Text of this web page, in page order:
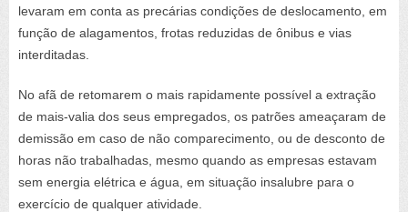
levaram em conta as precárias condições de deslocamento, em
função de alagamentos, frotas reduzidas de ônibus e vias
interditadas.
No afã de retomarem o mais rapidamente possível a extração
de mais-valia dos seus empregados, os patrões ameaçaram de
demissão em caso de não comparecimento, ou de desconto de
horas não trabalhadas, mesmo quando as empresas estavam
sem energia elétrica e água, em situação insalubre para o
exercício de qualquer atividade.